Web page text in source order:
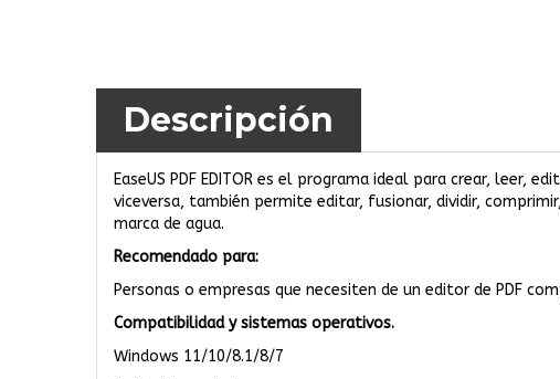
Descripción
EaseUS PDF EDITOR es el programa ideal para crear, leer,
viceversa, también permite editar, fusionar, dividir,
marca de agua.
Recomendado para:
Personas o empresas que necesiten de un editor de PDF
Compatibilidad y sistemas operativos.
Windows 11/10/8.1/8/7